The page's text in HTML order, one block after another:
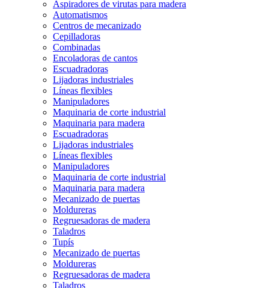
Aspiradores de virutas para madera
Automatismos
Centros de mecanizado
Cepilladoras
Combinadas
Encoladoras de cantos
Escuadradoras
Lijadoras industriales
Líneas flexibles
Manipuladores
Maquinaria de corte industrial
Maquinaria para madera
Escuadradoras
Lijadoras industriales
Líneas flexibles
Manipuladores
Maquinaria de corte industrial
Maquinaria para madera
Mecanizado de puertas
Moldureras
Regruesadoras de madera
Taladros
Tupís
Mecanizado de puertas
Moldureras
Regruesadoras de madera
Taladros